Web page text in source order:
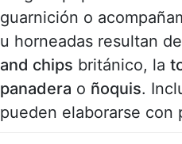
guarnición o
u horneadas resultan
and chips británico, la
panadera o ñoquis.
pueden elaborarse con